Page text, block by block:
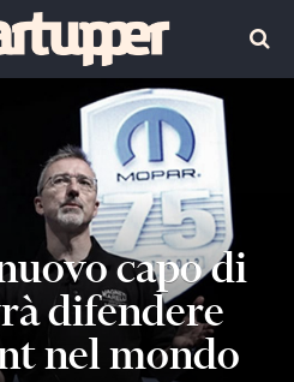
capo di
difendere
nel mondo